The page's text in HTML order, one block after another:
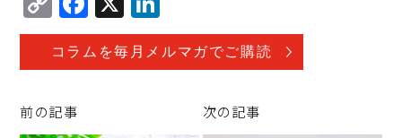
o
p
Li
a
c
n
k
コラムを毎月メルマガでご購読
前の記事 次の記事